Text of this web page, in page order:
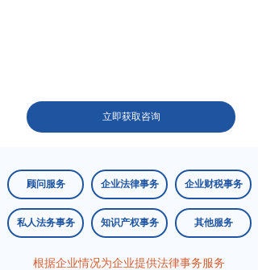
立即获取咨询
根据企业情况为企业提供法律事务服务
知识产权事务
企业法律事务 企业财税事务
私人法务事务 其他服务
顾问服务